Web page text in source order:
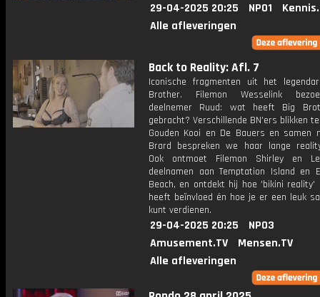
29-04-2025 20:25 NPO1
Alle afleveringen
Back to Reality: Afl. 7
Iconische fragmenten uit het
Brother. Filemon Wesselink
deelnemer Ruud: wat heeft Big
gebracht? Verschillende BN'ers blikken
Gouden Kooi en De Bauers en samen
Brard bespreken we haar lange
Ook ontmoet Filemon Shirley en
deelnamen aan Temptation Island en
Beach, en ontdekt hij hoe 'bikini reality'
heeft beïnvloed én hoe je er een leuk
kunt verdienen.
29-04-2025 20:25
NPO3
Amusement.TV
Mensen.TV
Alle afleveringen